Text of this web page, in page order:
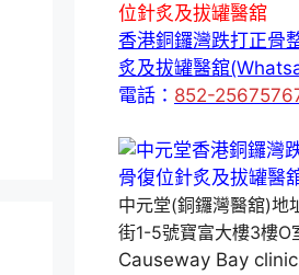
位針炙及拔罐醫舘
香港銅鑼灣跌打正骨
炙及拔罐醫舘
電話： 852-
中元堂(銅鑼灣醫舘)地
街1-5號寶富大樓3樓O
Causeway Bay